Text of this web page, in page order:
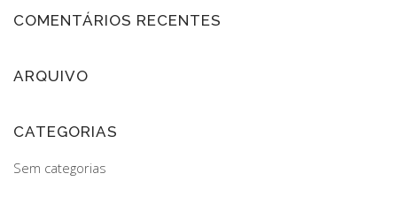
COMENTÁRIOS RECENTES
ARQUIVO
CATEGORIAS
Sem categorias